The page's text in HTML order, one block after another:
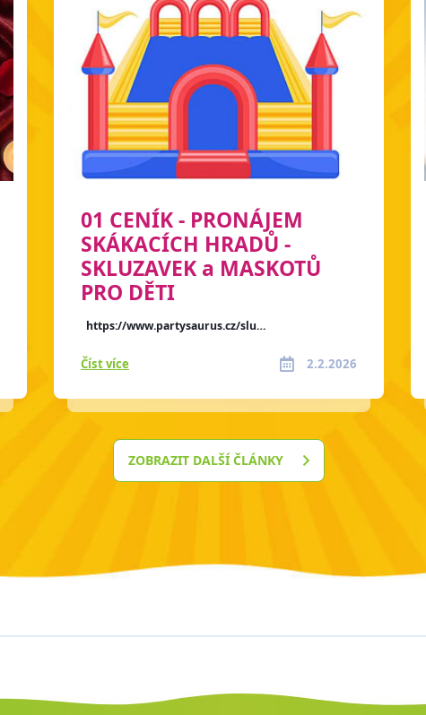
01 CENÍK - PRONÁJEM
SKÁKACÍCH HRADŮ -
SKLUZAVEK a MASKOTŮ
PRO DĚTI
https://www.partysaurus.cz/slu…
Číst více 2.2.2026
ZOBRAZIT DALŠÍ ČLÁNKY